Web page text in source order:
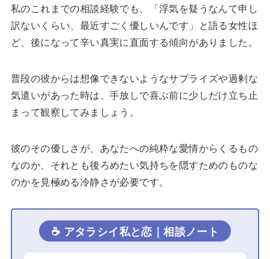
私のこれまでの相談経験でも、「浮気を疑うなんて申し
訳ないくらい、最近すごく優しいんです」と語る女性ほ
ど、後になって辛い真実に直面する傾向がありました。
普段の彼からは想像できないようなサプライズや過剰な
気遣いがあった時は、手放しで喜ぶ前に少しだけ立ち止
まって観察してみましょう。
彼のその優しさが、あなたへの純粋な愛情からくるもの
なのか、それとも後ろめたい気持ちを隠すためのものな
のかを見極める冷静さが必要です。
☕ アタラシイ私と恋｜相談ノート